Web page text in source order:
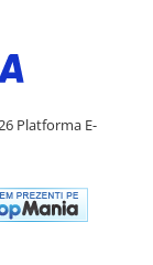
Platforma E-